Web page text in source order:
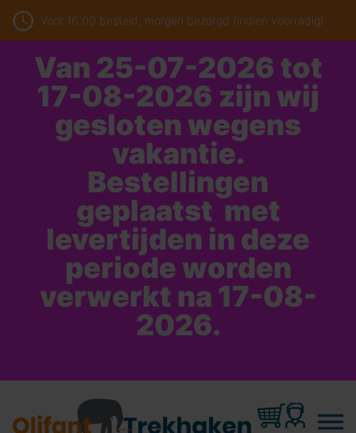
Voor 16:00 besteld, morgen bezorgd (indien voorradig)
Van 25-07-2026 tot
17-08-2026 zijn wij
gesloten wegens
vakantie.
Bestellingen
geplaatst met
levertijden in deze
periode worden
verwerkt na 17-08-
2026.